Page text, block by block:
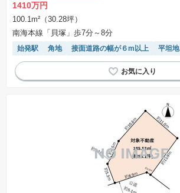
1410万円
100.1m²（30.28坪）
南海本線「貝塚」歩7分～8分
始発駅 角地 接面道路の幅が６m以上 平坦地